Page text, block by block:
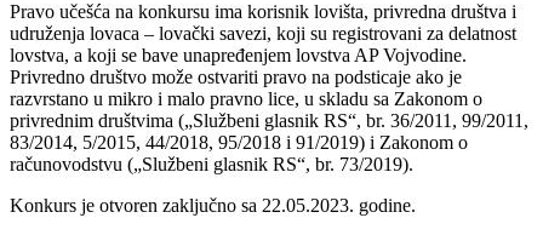
Pravo učešća na konkursu ima korisnik lovišta, privredna društva i
udruženja lovaca – lovački savezi, koji su registrovani za delatnost
lovstva, a koji se bave unapređenjem lovstva AP Vojvodine.
Privredno društvo može ostvariti pravo na podsticaje ako je
razvrstano u mikro i malo pravno lice, u skladu sa Zakonom o
privrednim društvima („Službeni glasnik RS“, br. 36/2011, 99/2011,
83/2014, 5/2015, 44/2018, 95/2018 i 91/2019) i Zakonom o
računovodstvu („Službeni glasnik RS“, br. 73/2019).
Konkurs je otvoren zaključno sa 22.05.2023. godine.